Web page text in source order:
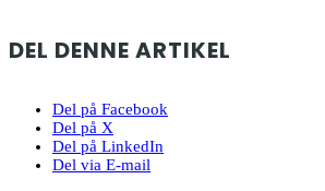
DEL DENNE ARTIKEL
Del på Facebook
Del på X
Del på LinkedIn
Del via E-mail